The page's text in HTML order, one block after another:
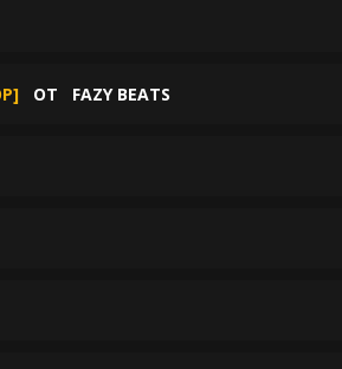
ОТ FAZY BEATS